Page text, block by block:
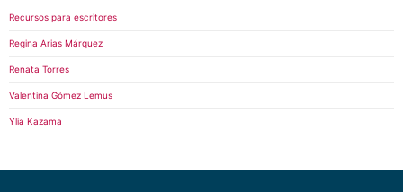
Recursos para escritores
Regina Arias Márquez
Renata Torres
Valentina Gómez Lemus
Ylia Kazama